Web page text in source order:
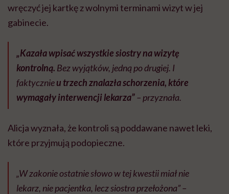
wręczyć jej kartkę z wolnymi terminami wizyt w jej
gabinecie.
„Kazała wpisać wszystkie siostry na wizytę
kontrolną. Bez wyjątków, jedną po drugiej. I
faktycznieu trzech znalazła schorzenia, które
wymagały interwencji lekarza”– przyznała.
Alicja wyznała, że kontroli są poddawane nawet leki,
które przyjmują podopieczne.
„W zakonie ostatnie słowo w tej kwestii miał nie
lekarz, nie pacjentka, lecz siostra przełożona” –